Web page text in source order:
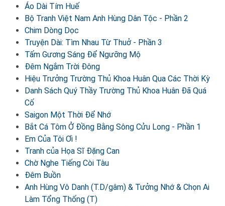
Áo Dài Tím Huế
Bộ Tranh Việt Nam Anh Hùng Dân Tộc - Phần 2
Chim Dòng Dọc
Truyện Dài: Tìm Nhau Từ Thuở - Phần 3
Tấm Gương Sáng Để Ngưỡng Mộ
Đêm Ngắm Trời Đông
Hiệu Trưởng Trường Thủ Khoa Huân Qua Các Thời Kỳ
Danh Sách Quý Thầy Trường Thủ Khoa Huân Đã Quá
Cố
Saigon Một Thời Để Nhớ
Bắt Cá Tôm Ở Đồng Bằng Sông Cửu Long - Phần 1
Em Của Tôi Ơi !
Tranh của Họa Sĩ Đặng Can
Chờ Nghe Tiếng Còi Tàu
Đêm Buồn
Anh Hùng Vô Danh (T.D/gâm) & Tưởng Nhớ & Chọn Ai
Làm Tổng Thống (T)